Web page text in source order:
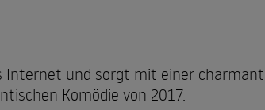
Internet und sorgt mit einer
Komödie von 2017.